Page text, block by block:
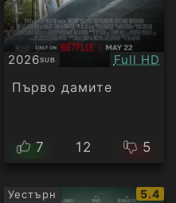
2026SUB
Субтитри Full HD
Първо дамите
7 12 5
Уестърн
IMDb
5.4